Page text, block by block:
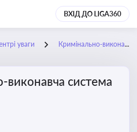
ВХІД ДО LIGA360
уваги Кримінально-виконавча система
виконавча система